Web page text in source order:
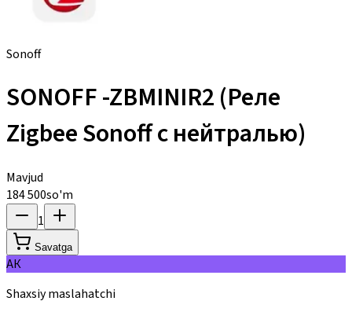
Sonoff
SONOFF -ZBMINIR2 (Реле
Zigbee Sonoff с нейтралью)
Mavjud
184 500so'm
1
Savatga
АК
Shaxsiy maslahatchi